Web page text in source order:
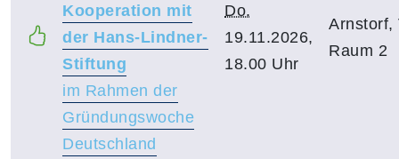
Kooperation mit
der Hans-Lindner-
Stiftung
im Rahmen der
Gründungswoche
Deutschland
Do.
19.11.2026,
18.00 Uhr
Arnstorf,
Raum 2